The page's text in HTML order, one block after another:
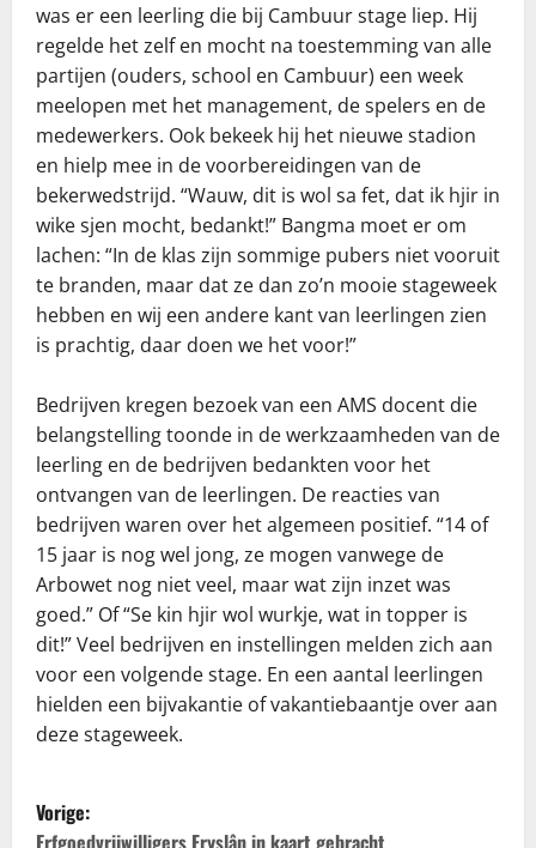
was er een leerling die bij Cambuur stage liep. Hij
regelde het zelf en mocht na toestemming van alle
partijen (ouders, school en Cambuur) een week
meelopen met het management, de spelers en de
medewerkers. Ook bekeek hij het nieuwe stadion
en hielp mee in de voorbereidingen van de
bekerwedstrijd. “Wauw, dit is wol sa fet, dat ik hjir in
wike sjen mocht, bedankt!” Bangma moet er om
lachen: “In de klas zijn sommige pubers niet vooruit
te branden, maar dat ze dan zo’n mooie stageweek
hebben en wij een andere kant van leerlingen zien
is prachtig, daar doen we het voor!”
Bedrijven kregen bezoek van een AMS docent die
belangstelling toonde in de werkzaamheden van de
leerling en de bedrijven bedankten voor het
ontvangen van de leerlingen. De reacties van
bedrijven waren over het algemeen positief. “14 of
15 jaar is nog wel jong, ze mogen vanwege de
Arbowet nog niet veel, maar wat zijn inzet was
goed.” Of “Se kin hjir wol wurkje, wat in topper is
dit!” Veel bedrijven en instellingen melden zich aan
voor een volgende stage. En een aantal leerlingen
hielden een bijvakantie of vakantiebaantje over aan
deze stageweek.
B
Vorige:
Erfgoedvrijwilligers Fryslân in kaart gebracht